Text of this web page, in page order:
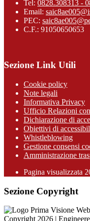
Tel: 0828.308313 -
Email:
PEC:
C.F.: 91050650653
Sezione Link Utili
Cookie policy
Note legali
Informativa Privacy
Ufficio Relazioni
Dichiarazione di
Obiettivi di
Whistleblowing
Gestione consensi
Amministrazione
Pagina visualizzata
Sezione Copyright
Copyright 2026 |